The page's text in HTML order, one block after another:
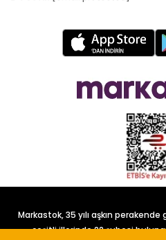
Markastok, 35 yılı aşkın
çeşitli illerinde 22 şubesi